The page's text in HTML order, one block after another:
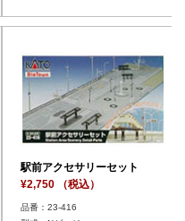
¥2,200 （税込）